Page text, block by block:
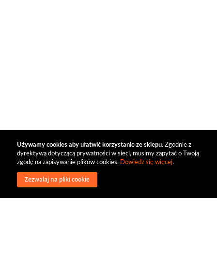
Używamy cookies aby ułatwić korzystanie ze sklepu. Zgodnie z
dyrektywą dotyczącą prywatności w sieci, musimy zapytać o Twoją
zgodę na zapisywanie plików cookies. Dowiedz się więcej.
Zezwalaj na pliki cookie